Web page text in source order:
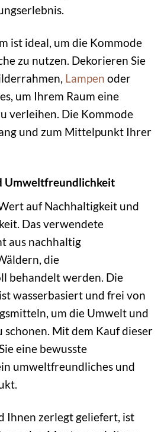
ist ideal, um die Kommode
zu nutzen. Dekorieren Sie
Lampen oder
um Ihrem Raum eine
verleihen. Die Kommode
und zum Mittelpunkt Ihrer
Umweltfreundlichkeit
auf Nachhaltigkeit und
Das verwendete
aus nachhaltig
die
behandelt werden. Die
wasserbasiert und frei von
um die Umwelt und
schonen. Mit dem Kauf dieser
eine bewusste
umweltfreundliches und
Ihnen zerlegt geliefert, ist